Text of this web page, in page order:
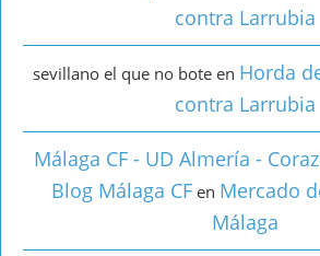
contra Larrubia
sevillano el que no bote en Horda
contra Larrubia
Málaga CF - UD Almería -
Blog Málaga CF en Mercado
Málaga